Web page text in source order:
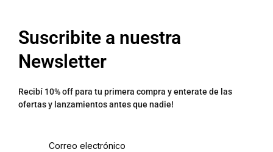
Suscribite a nuestra
Newsletter
Recibí 10% off para tu primera compra y enterate de las
ofertas y lanzamientos antes que nadie!
Correo electrónico